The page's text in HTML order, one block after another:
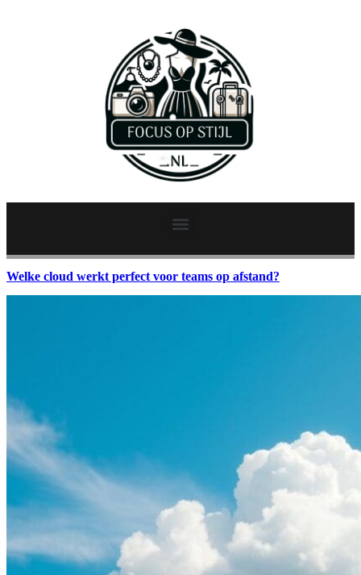
Welke cloud werkt perfect voor teams op afstand?